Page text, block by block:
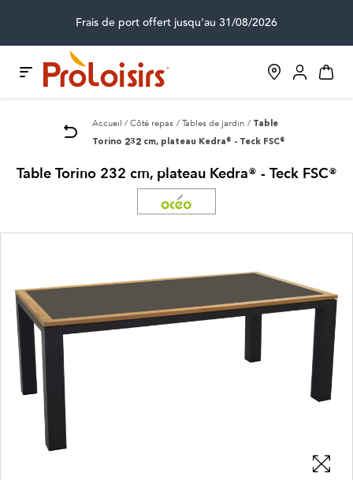
Frais de port offert jusqu'au 31/08/2026
Accueil Côté repas Tables de jardin Table
Torino 232 cm, plateau Kedra® - Teck FSC®
Table Torino 232 cm, plateau Kedra® - Teck FSC®